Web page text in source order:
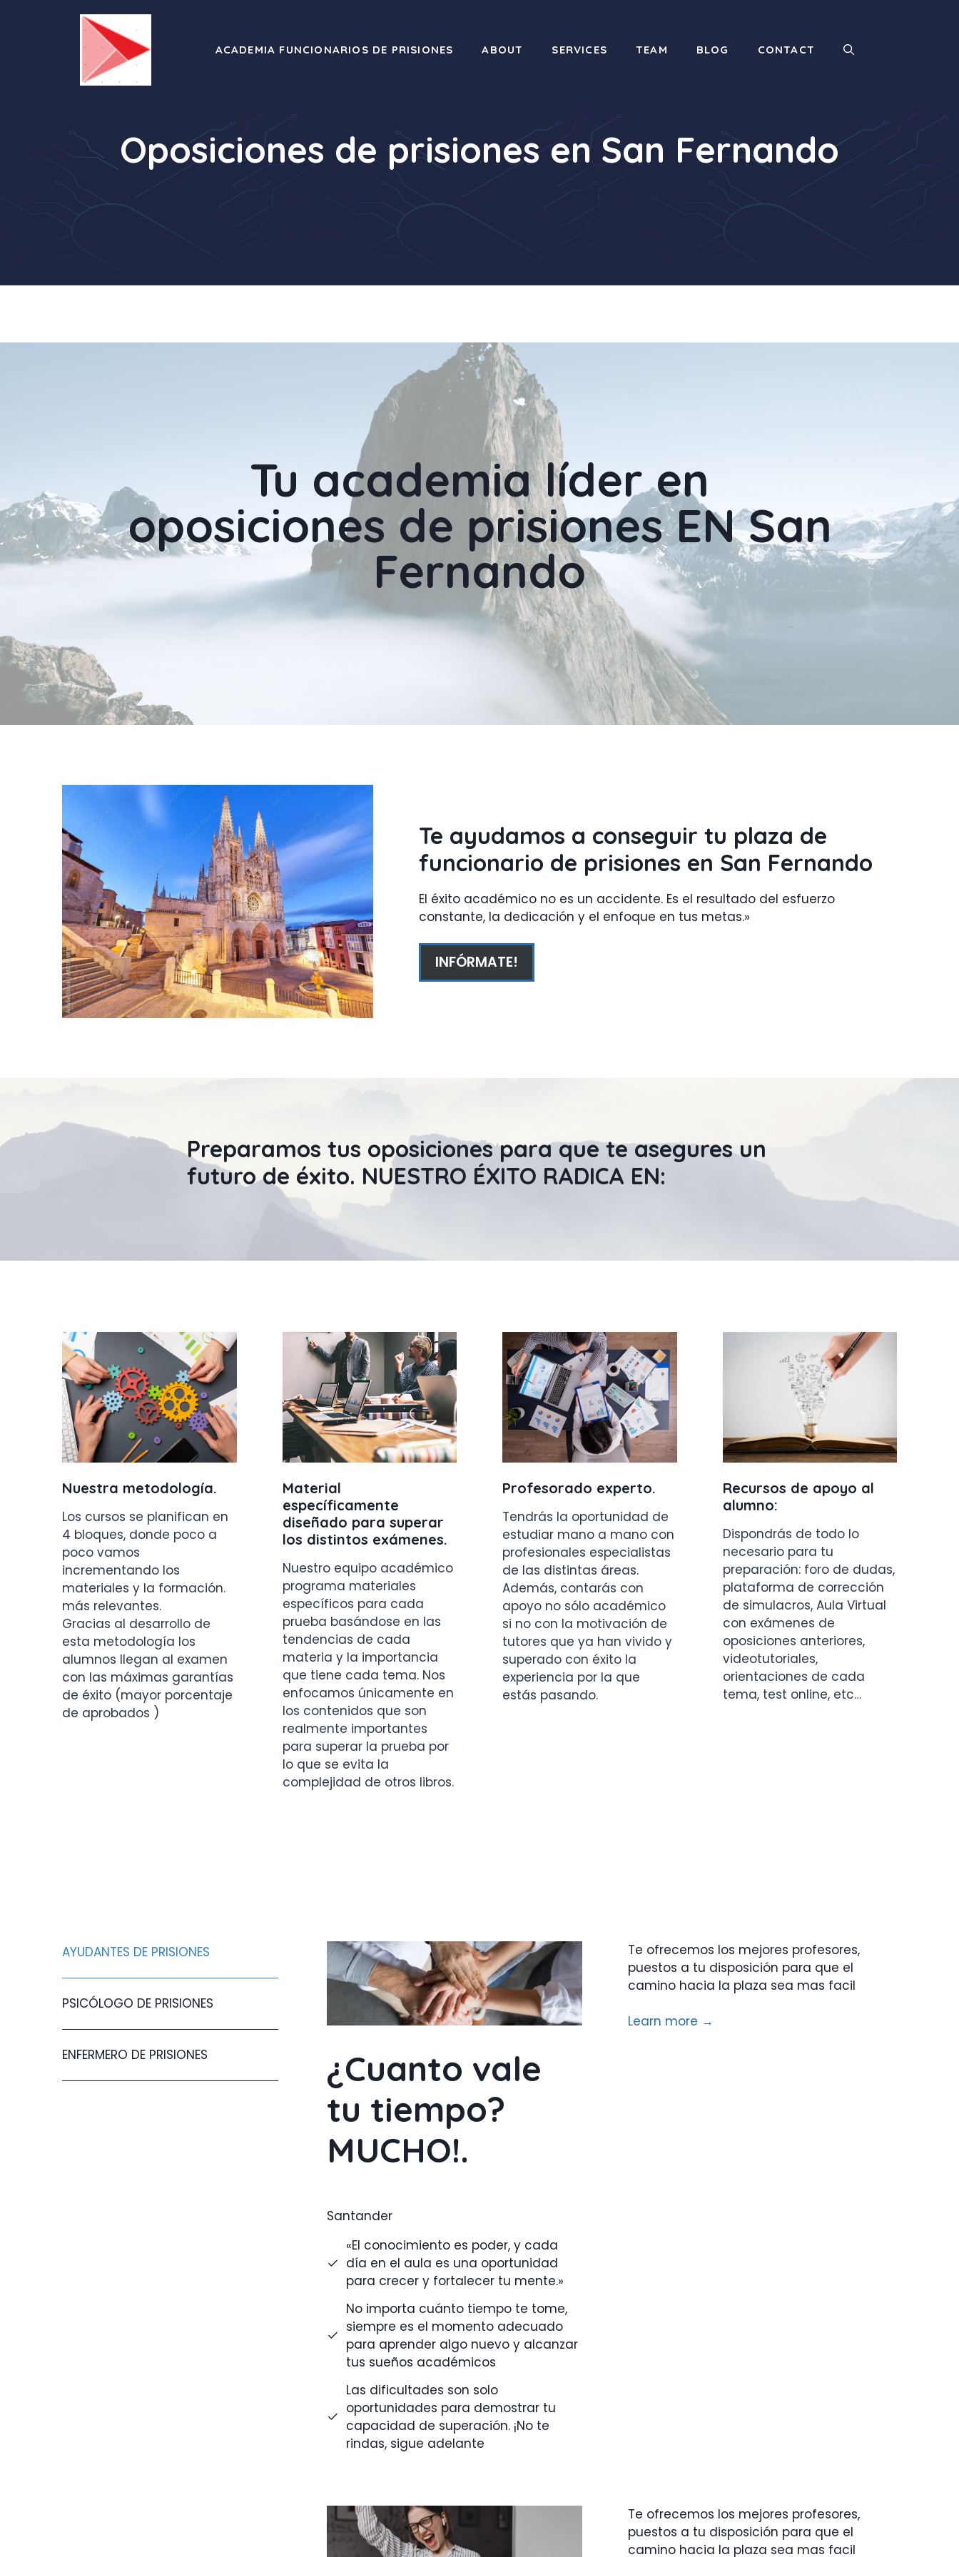
ACADEMIA FUNCIONARIOS DE PRISIONES ABOUT SERVICES TEAM BLOG CONTACT
Oposiciones de prisiones en San Fernando
Tu academia líder en
oposiciones de prisiones EN San
Fernando
Te ayudamos a conseguir tu plaza de
funcionario de prisiones en San Fernando
El éxito académico no es un accidente. Es el resultado del esfuerzo
constante, la dedicación y el enfoque en tus metas.»
INFÓRMATE!
Preparamos tus oposicionespara que teasegures un
futuro de éxito. NUESTRO ÉXITO RADICA EN:
Nuestra metodología.
Los cursos se planifican en
4 bloques, donde poco a
poco vamos
incrementando los
materiales y la formación.
más relevantes.
Gracias al desarrollo de
esta metodología los
alumnos llegan al examen
con las máximas garantías
de éxito (mayor porcentaje
de aprobados )
Material
específicamente
diseñado para superar
los distintos exámenes.
Nuestro equipo académico
programa materiales
específicos para cada
prueba basándose en las
tendencias de cada
materia y la importancia
que tiene cada tema. Nos
enfocamos únicamente en
los contenidos que son
realmente importantes
para superar la prueba por
lo que se evita la
complejidad de otros libros.
Profesorado experto.
Tendrás la oportunidad de
estudiar mano a mano con
profesionales especialistas
de las distintas áreas.
Además, contarás con
apoyo no sólo académico
si no con la motivación de
tutores que ya han vivido y
superado con éxito la
experiencia por la que
estás pasando.
Recursos de apoyo al
alumno:
Dispondrás de todo lo
necesario para tu
preparación: foro de dudas,
plataforma de corrección
de simulacros, Aula Virtual
con exámenes de
oposiciones anteriores,
videotutoriales,
orientaciones de cada
tema, test online, etc…
AYUDANTES DE PRISIONES
PSICÓLOGO DE PRISIONES
ENFERMERO DE PRISIONES
¿Cuanto vale
tu tiempo?
MUCHO!.
Te ofrecemos los mejores profesores,
puestos a tu disposición para que el
camino hacia la plaza sea mas facil
Learn more →
Santander
«El conocimiento es poder, y cada
día en el aula es una oportunidad
para crecer y fortalecer tu mente.»
No importa cuánto tiempo te tome,
siempre es el momento adecuado
para aprender algo nuevo y alcanzar
tus sueños académicos
Las dificultades son solo
oportunidades para demostrar tu
capacidad de superación. ¡No te
rindas, sigue adelante
Te ofrecemos los mejores profesores,
puestos a tu disposición para que el
camino hacia la plaza sea mas facil